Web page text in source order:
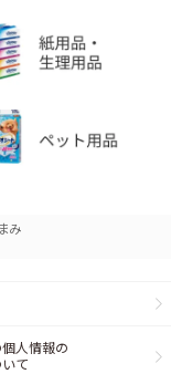
み
人情報の
て